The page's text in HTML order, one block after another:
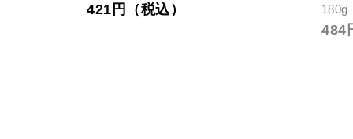
421円（税込）
180g
484